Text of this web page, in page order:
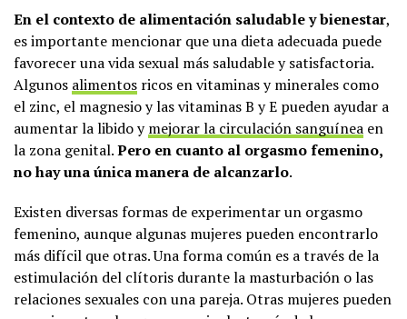
En el contexto de alimentación saludable y bienestar,
es importante mencionar que una dieta adecuada puede
favorecer una vida sexual más saludable y satisfactoria.
Algunos alimentos ricos en vitaminas y minerales como
el zinc, el magnesio y las vitaminas B y E pueden ayudar a
aumentar la libido ymejorar la circulación sanguínea en
la zona genital.Pero en cuanto al orgasmo femenino,
no hay una única manera de alcanzarlo.
Existen diversas formas de experimentar un orgasmo
femenino, aunque algunas mujeres pueden encontrarlo
más difícil que otras. Una forma común es a través de la
estimulación del clítoris durante la masturbación o las
relaciones sexuales con una pareja. Otras mujeres pueden